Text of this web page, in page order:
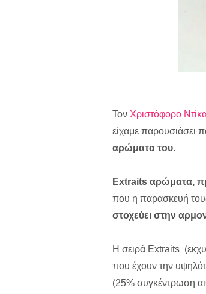
Τον Χριστόφορο
είχαμε παρουσιάσει
αρώματα του.
Extraits αρώματα,
που η παρασκευή
στοχεύει στην
Η σειρά Extraits
που έχουν την
(25% συγκέντρωση